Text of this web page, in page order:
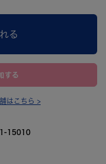
る
する
はこちら >
15010